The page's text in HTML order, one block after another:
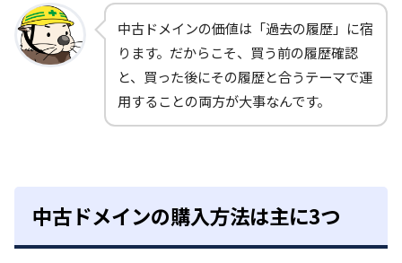
中古ドメインの価値は「過去の履歴」に宿
ります。だからこそ、買う前の履歴確認
と、買った後にその履歴と合うテーマで運
用することの両方が大事なんです。
中古ドメインの購入方法は主に3つ